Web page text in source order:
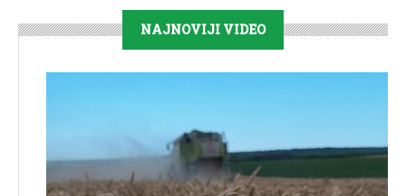
NAJNOVIJI VIDEO